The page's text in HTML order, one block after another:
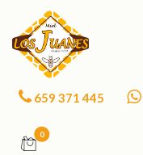
659 371 445
0